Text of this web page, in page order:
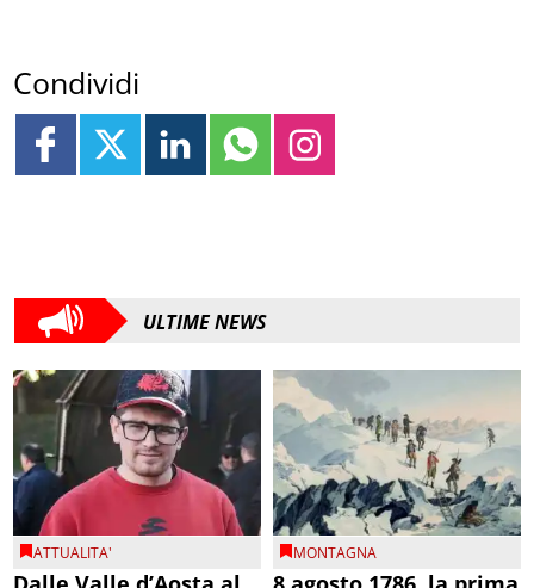
Condividi
ULTIME NEWS
ATTUALITA' MONTAGNA